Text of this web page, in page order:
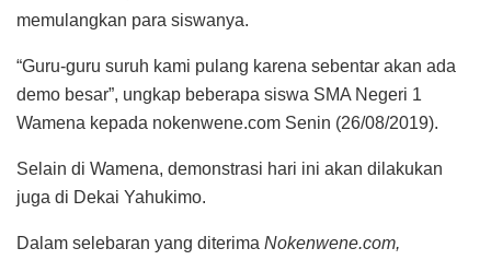
memulangkan para siswanya.
“Guru-guru suruh kami pulang karena sebentar akan ada
demo besar”, ungkap beberapa siswa SMA Negeri 1
Wamena kepada nokenwene.com Senin (26/08/2019).
Selain di Wamena, demonstrasi hari ini akan dilakukan
juga di Dekai Yahukimo.
Dalam selebaran yang diterima Nokenwene.com,